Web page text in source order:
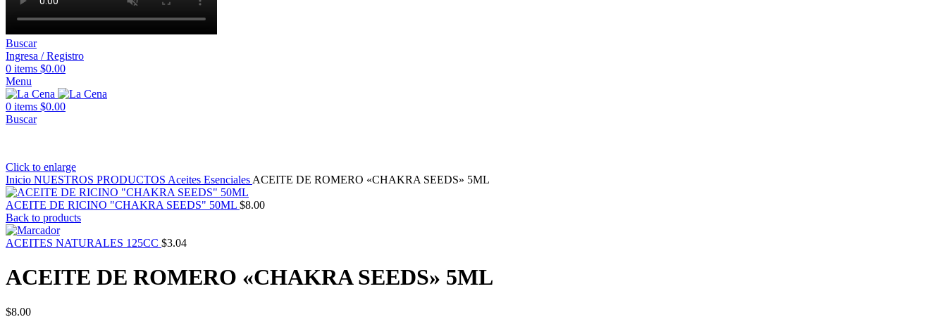
Buscar
Ingresa / Registro
0 items $0.00
Menu
0 items $0.00
Buscar
Click to enlarge
Inicio NUESTROS PRODUCTOS Aceites Esenciales ACEITE DE ROMERO «CHAKRA SEEDS» 5ML
ACEITE DE RICINO "CHAKRA SEEDS" 50ML $8.00
Back to products
ACEITES NATURALES 125CC $3.04
ACEITE DE ROMERO «CHAKRA SEEDS» 5ML
$8.00